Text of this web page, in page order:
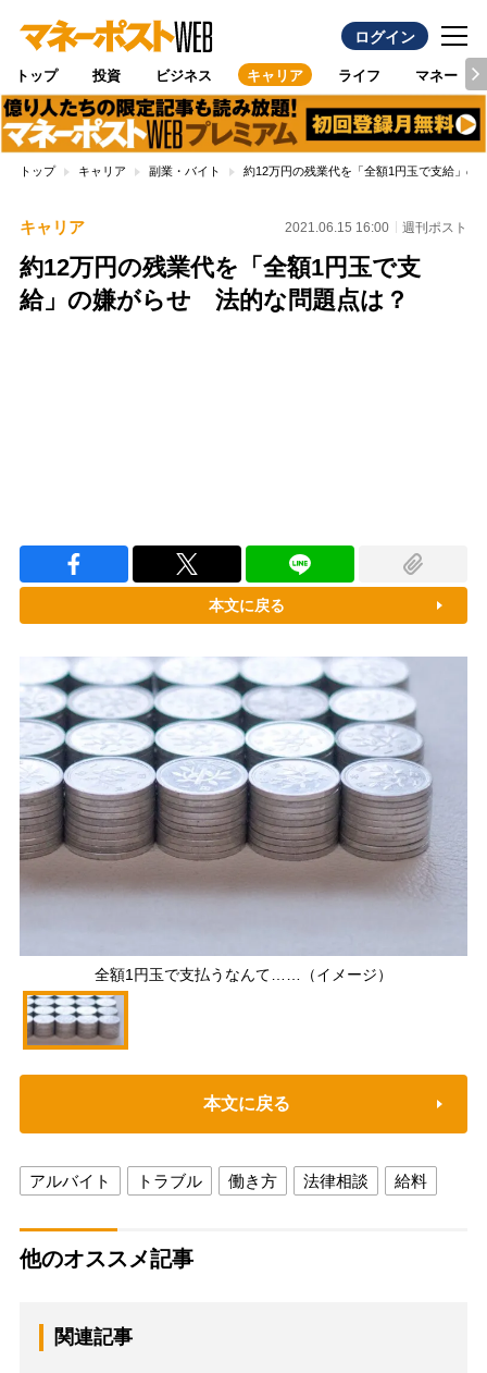
ログイン
トップ 投資 ビジネス キャリア ライフ マネー
トップ キャリア 副業・バイト 約12万円の残業代を「全額1円玉で支給」
キャリア 2021.06.15 16:00 週刊ポスト
約12万円の残業代を「全額1円玉で支
給」の嫌がらせ 法的な問題点は？
本文に戻る
全額1円玉で支払うなんて……（イメージ）
本文に戻る
アルバイト トラブル 働き方 法律相談 給料
他のオススメ記事
関連記事